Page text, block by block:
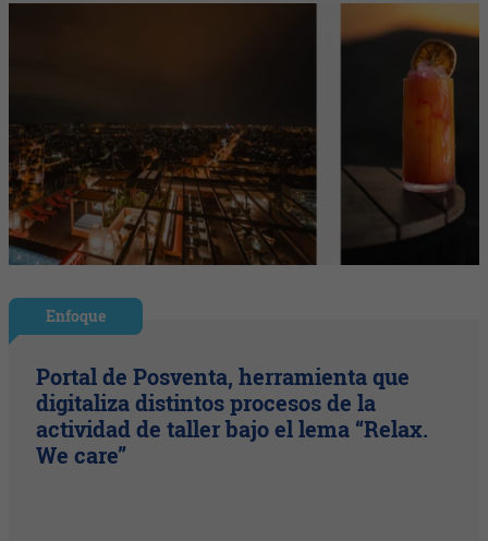
Enfoque
Portal de Posventa, herramienta que
digitaliza distintos procesos de la
actividad de taller bajo el lema “Relax.
We care”